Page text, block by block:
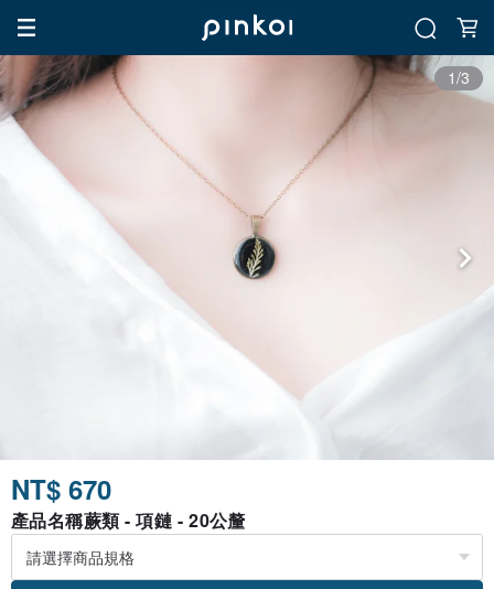
1/3
NT$ 670
產品名稱蕨類 - 項鏈 - 20公釐